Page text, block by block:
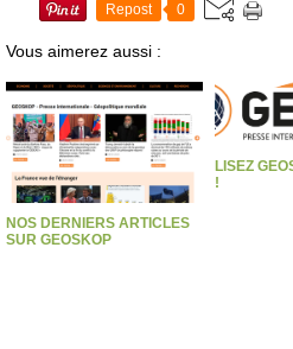
Repost 0
Vous aimerez aussi :
NOS DERNIERS ARTICLES
SUR GEOSKOP
LISEZ
!